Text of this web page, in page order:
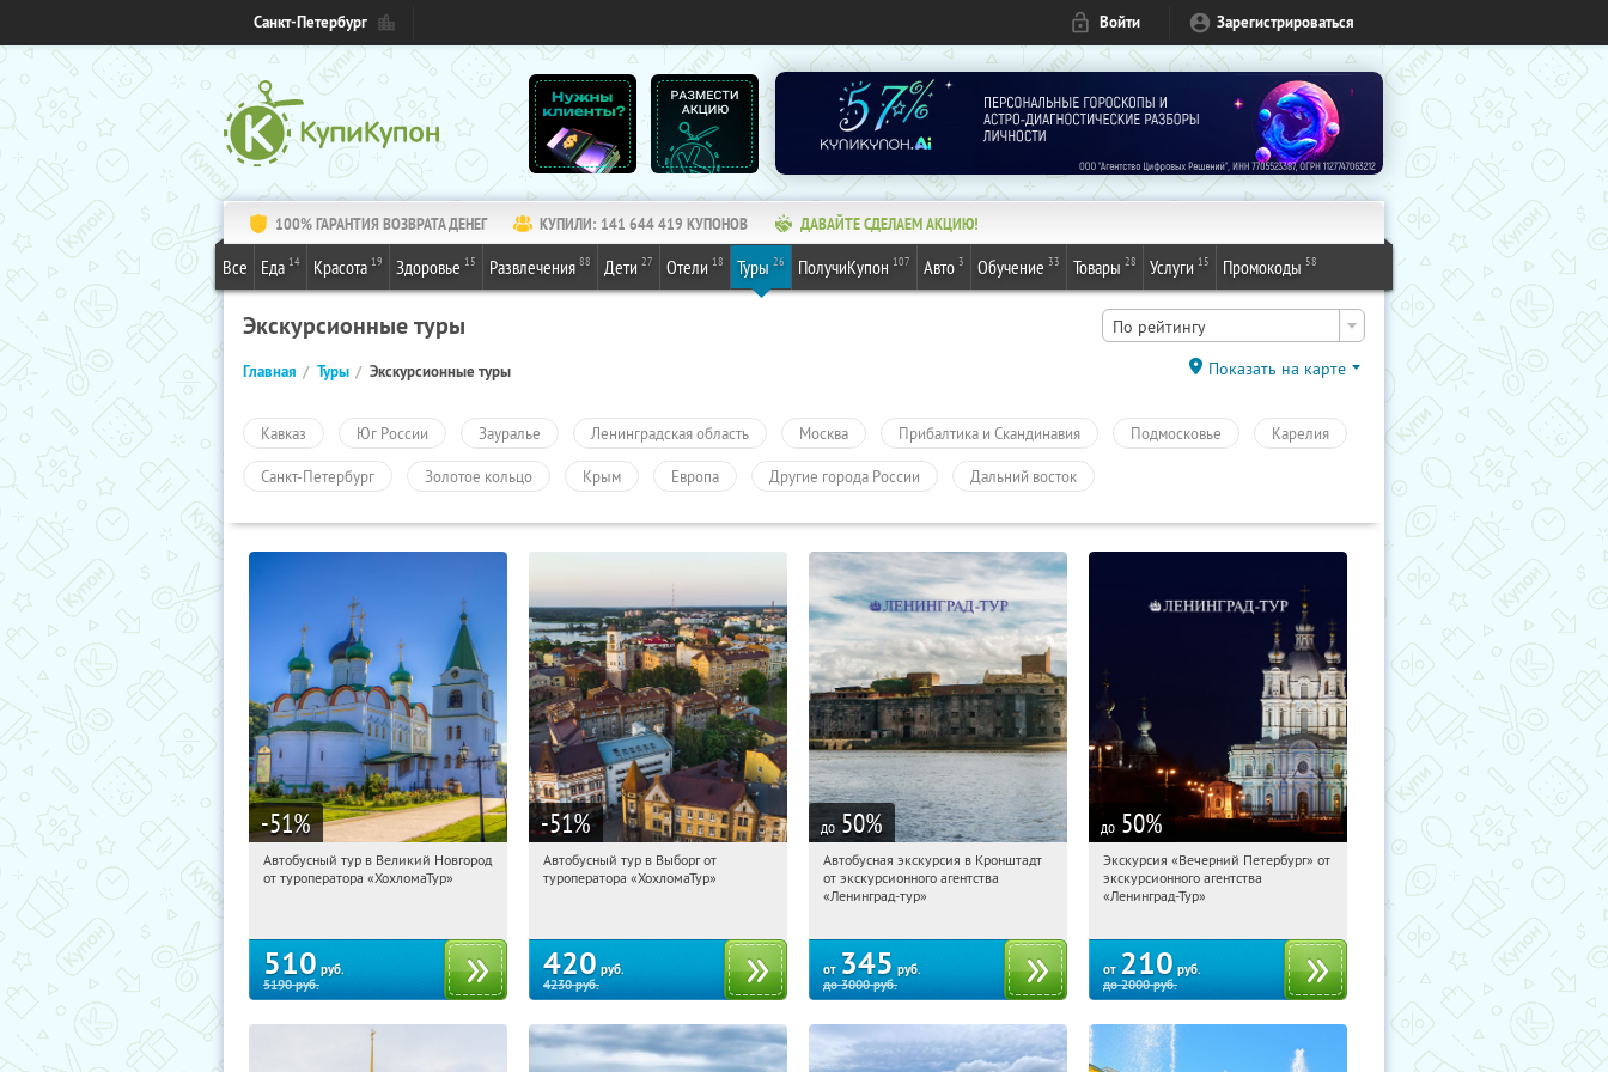
Санкт-Петербург Войти Зарегистрироваться
100% ГАРАНТИЯ ВОЗВРАТА ДЕНЕГ КУПИЛИ: 141 644 419 КУПОНОВ ДАВАЙТЕ СДЕЛАЕМ АКЦИЮ!
Все Еда 14 Красота 19 Здоровье 15 Развлечения 88 Дети 27 Отели 18 Туры 26 ПолучиКупон 107 Авто 3 Обучение 33 Товары 28 Услуги 15 Промокоды 58
Экскурсионные туры По рейтингу
Главная Туры Экскурсионные туры Показать на карте
Кавказ Юг России Зауралье Ленинградская область Москва Прибалтика и Скандинавия Подмосковье Карелия
Санкт-Петербург Золотое кольцо Крым Европа Другие города России Дальний восток
-51%
07:57:59 Купили:2
Автобусный тур в Великий Новгород
от туроператора «ХохломаТур»
510 руб.
5190руб.
-51%
07:57:59 Купили:
Автобусный тур в Выборг от
туроператора «ХохломаТур»
420 руб.
4230руб.
до 50%
07:57:59 Купили:
Площадь Восстания
Автобусная экскурсия в Кронштадт
от экскурсионного агентства
«Ленинград-тур»
от 345 руб.
до3000руб.
до 50%
07:57:59 Купили: 15
Площадь Восстания
Экскурсия «Вечерний Петербург» от
экскурсионного агентства
«Ленинград-Тур»
от 210 руб.
до2000руб.